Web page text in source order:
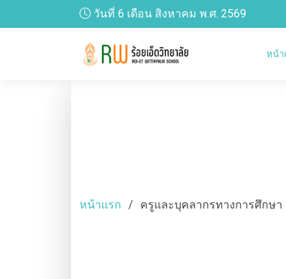
วันที่ 6 เดือน สิงหาคม พ.ศ. 2569
หน้า
หน้าแรก ครูและบุคลากรทางการศึกษา